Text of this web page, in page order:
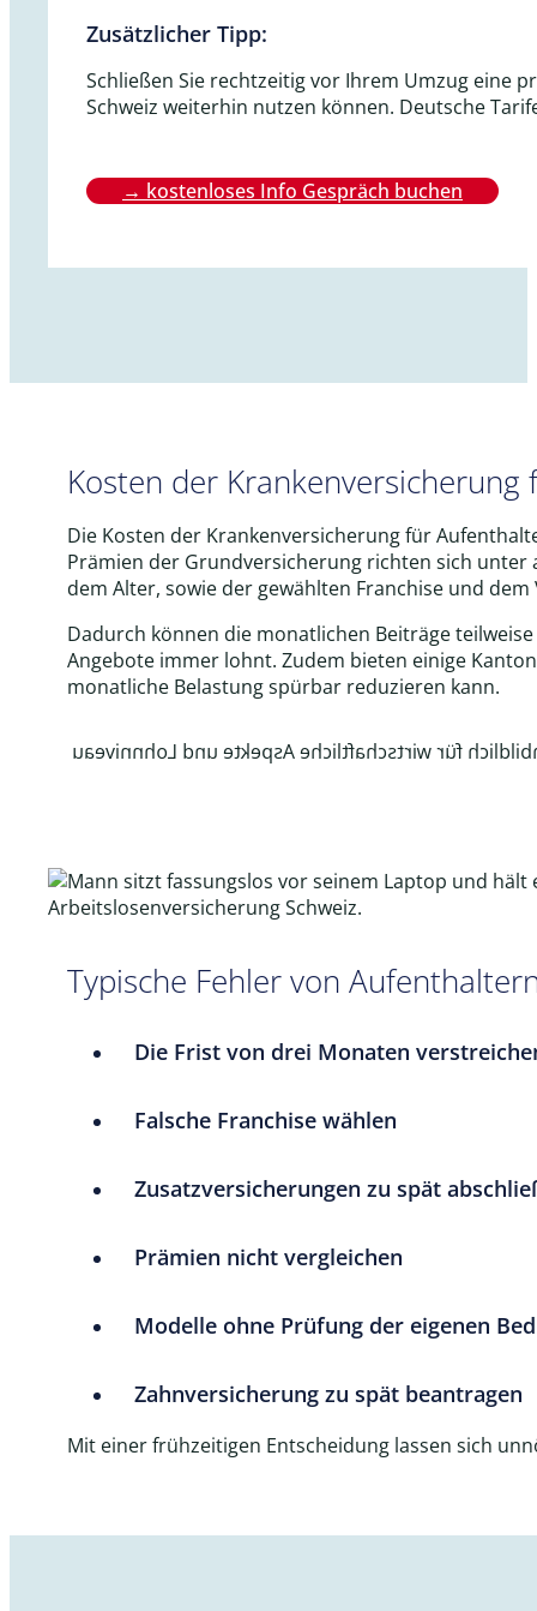
Zusätzlicher Tipp:
Schließen Sie rechtzeitig vor Ihrem Umzug eine
Schweiz weiterhin nutzen können. Deutsche
→ kostenloses Info Gespräch buchen
Kosten der
Die Kosten der Krankenversicherung für
Prämien der Grundversicherung richten sich
dem Alter, sowie der gewählten Franchise und
Dadurch können die monatlichen Beiträge
Angebote immer lohnt. Zudem bieten einige
monatliche Belastung spürbar reduzieren kann.
Typische Fehler von
Die Frist von drei Monaten
Falsche Franchise wählen
Zusatzversicherungen zu spät
Prämien nicht vergleichen
Modelle ohne Prüfung der eigenen
Zahnversicherung zu spät beantragen
Mit einer frühzeitigen Entscheidung lassen sich